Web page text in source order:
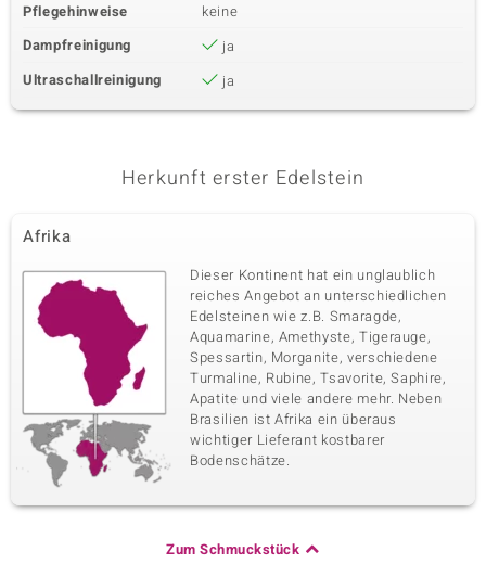
Pflegehinweise
keine
Dampfreinigung
ja
Ultraschallreinigung
ja
Herkunft erster Edelstein
Afrika
Dieser Kontinent hat ein unglaublich
reiches Angebot an unterschiedlichen
Edelsteinen wie z.B. Smaragde,
Aquamarine, Amethyste, Tigerauge,
Spessartin, Morganite, verschiedene
Turmaline, Rubine, Tsavorite, Saphire,
Apatite und viele andere mehr. Neben
Brasilien ist Afrika ein überaus
wichtiger Lieferant kostbarer
Bodenschätze.
Zum Schmuckstück